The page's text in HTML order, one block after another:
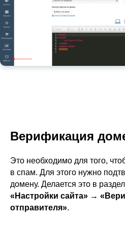
Верификация
Это необходимо для того,
в спам. Для этого нужно
домену. Делается это в
«Настройки сайта» →
отправителя».